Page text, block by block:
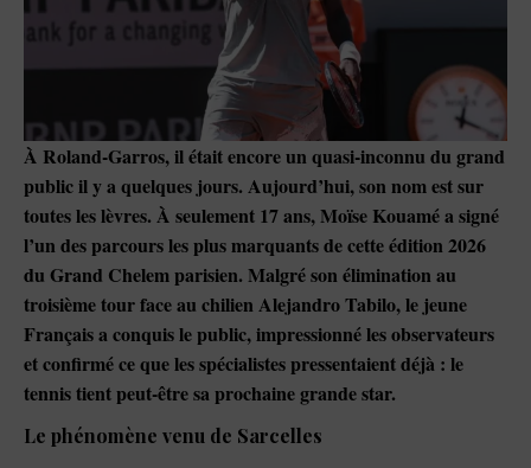
À Roland-Garros, il était encore un quasi-inconnu du grand
public il y a quelques jours. Aujourd’hui, son nom est sur
toutes les lèvres. À seulement 17 ans, Moïse Kouamé a signé
l’un des parcours les plus marquants de cette édition 2026
du Grand Chelem parisien. Malgré son élimination au
troisième tour face au chilien Alejandro Tabilo, le jeune
Français a conquis le public, impressionné les observateurs
et confirmé ce que les spécialistes pressentaient déjà : le
tennis tient peut-être sa prochaine grande star.
Le phénomène venu de Sarcelles